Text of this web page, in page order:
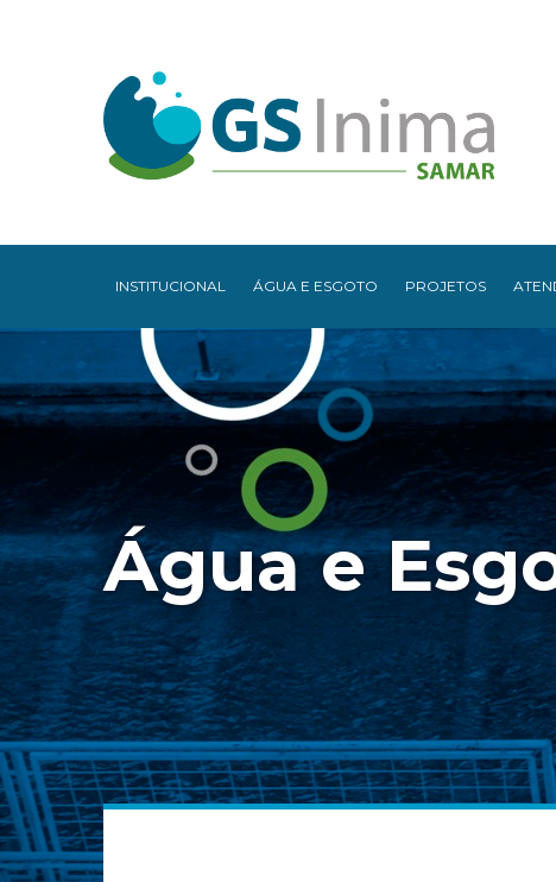
INSTITUCIONAL ÁGUA E ESGOTO PROJETOS
Água e